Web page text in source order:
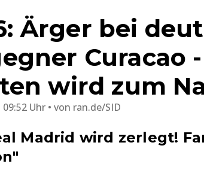
Ärger bei
Curacao
wird zum
09:52 Uhr von ran.de/SID
Madrid wird zerlegt!